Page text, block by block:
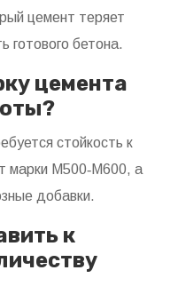
цемент теряет
готового бетона.
цемента
стойкость к
марки М500‑М600, а
добавки.
к